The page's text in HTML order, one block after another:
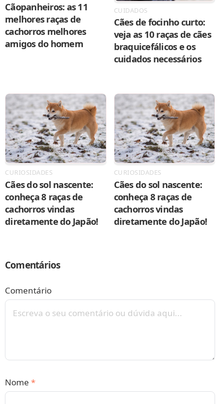
Cãopanheiros: as 11
melhores raças de
cachorros melhores
amigos do homem
CUIDADOS
Cães de focinho curto:
veja as 10 raças de cães
braquicefálicos e os
cuidados necessários
CURIOSIDADES
Cães do sol nascente:
conheça 8 raças de
cachorros vindas
diretamente do Japão!
CURIOSIDADES
Cães do sol nascente:
conheça 8 raças de
cachorros vindas
diretamente do Japão!
Comentários
Comentário
Nome *